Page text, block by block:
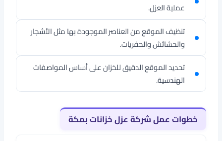
عملية العزل.
تنظيف الموقع من العناصر الموجودة بها مثل الأشجار
والحشائش والحفريات.
تحديد الموقع الدقيق للخزان على أساس المواصفات
الهندسية.
خطوات عمل شركة عزل خزانات بمكة